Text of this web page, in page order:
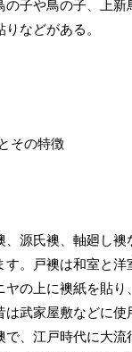
子や鳥の子、上
などがある。
源氏襖、軸廻し
。戸襖は和室と
の上に襖紙を貼
武家屋敷などに
、江戸時代に大